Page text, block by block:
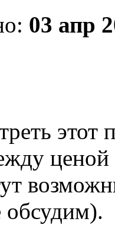
03 апр
этот
ценой
обсудим).